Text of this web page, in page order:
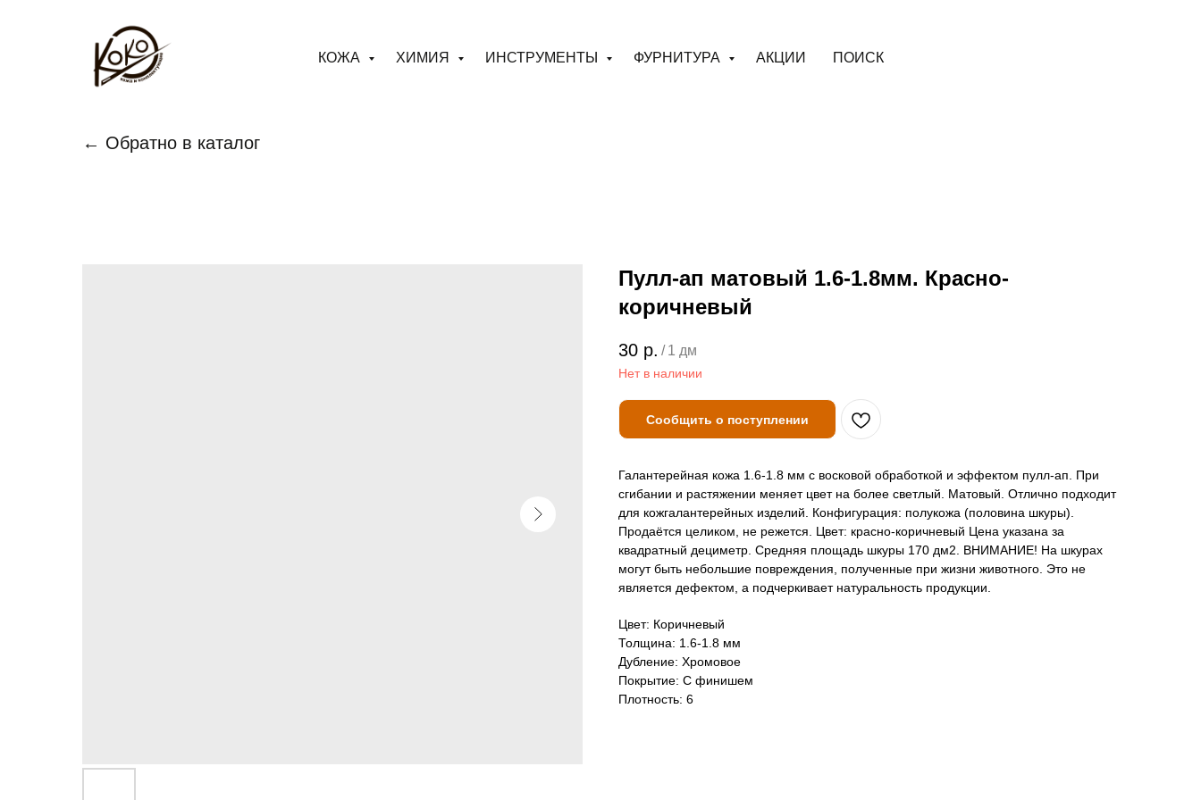
КОЖА ХИМИЯ ИНСТРУМЕНТЫ ФУРНИТУРА АКЦИИ ПОИСК
← Обратно в каталог
Пулл-ап матовый 1.6-1.8мм. Красно-
коричневый
30 р. / 1 дм
Нет в наличии
Сообщить о поступлении
Галантерейная кожа 1.6-1.8 мм с восковой обработкой и эффектом пулл-ап. При
сгибании и растяжении меняет цвет на более светлый. Матовый. Отлично подходит
для кожгалантерейных изделий. Конфигурация: полукожа (половина шкуры).
Продаётся целиком, не режется. Цвет: красно-коричневый Цена указана за
квадратный дециметр. Средняя площадь шкуры 170 дм2. ВНИМАНИЕ! На шкурах
могут быть небольшие повреждения, полученные при жизни животного. Это не
является дефектом, а подчеркивает натуральность продукции.
Цвет: Коричневый
Толщина: 1.6-1.8 мм
Дубление: Хромовое
Покрытие: С финишем
Плотность: 6